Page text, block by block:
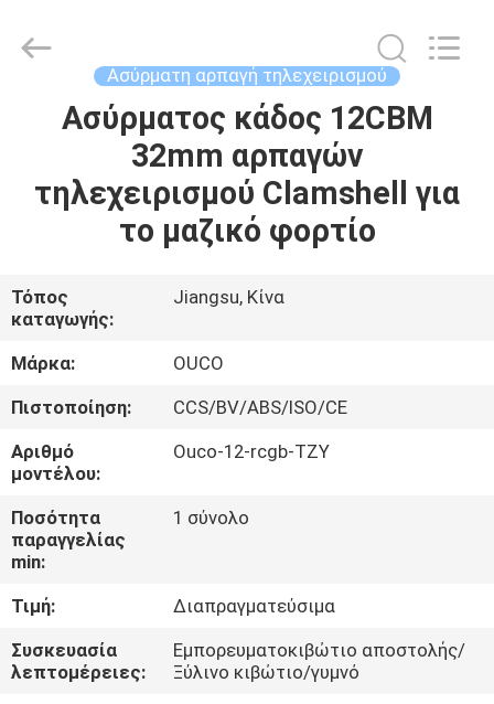
ΣΠΊΤΙ
ΠΡΟΪΌΝΤΑ
ΕΜΦΆΝΙΣΗ
VR
ΣΧΕΤΙΚΆ
ΜΕ
ΕΜΆΣ
ΣΤΟ
ΕΡΓΟΣΤΆΣΙΟ
GROUP
Ασύρματη αρπαγή τηλεχειρισμού
Ασύρματος κάδος 12CBM
32mm αρπαγών
τηλεχειρισμού Clamshell για
το μαζικό φορτίο
Τόπος
καταγωγής:
Jiangsu, Κίνα
Μάρκα:
OUCO
Πιστοποίηση:
CCS/BV/ABS/ISO/CE
Αριθμό
μοντέλου:
Ouco-12-rcgb-TZY
Ποσότητα
παραγγελίας
min:
1 σύνολο
Τιμή:
Διαπραγματεύσιμα
Συσκευασία
λεπτομέρειες:
Εμπορευματοκιβώτιο αποστολής/
Ξύλινο κιβώτιο/γυμνό